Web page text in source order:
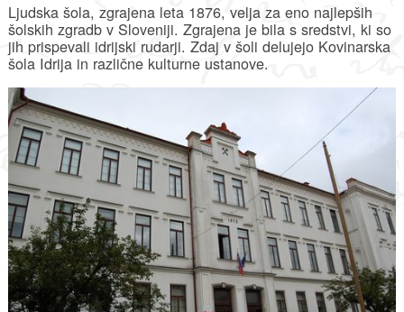
Ljudska šola, zgrajena leta 1876, velja za eno najlepših
šolskih zgradb v Sloveniji. Zgrajena je bila s sredstvi, ki so
jih prispevali idrijski rudarji. Zdaj v šoli delujejo Kovinarska
šola Idrija in različne kulturne ustanove.